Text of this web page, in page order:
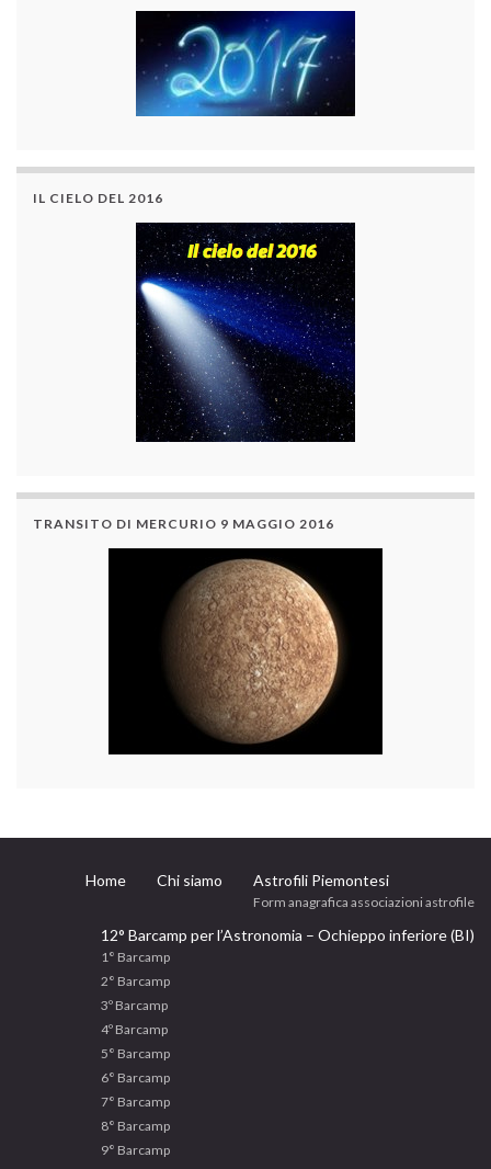
IL CIELO DEL 2016
TRANSITO DI MERCURIO 9 MAGGIO 2016
Home Chi siamo Astrofili Piemontesi
Form anagrafica associazioni astrofile
12° Barcamp per l’Astronomia – Ochieppo inferiore (BI)
1° Barcamp
2° Barcamp
3º Barcamp
4º Barcamp
5° Barcamp
6° Barcamp
7° Barcamp
8° Barcamp
9° Barcamp